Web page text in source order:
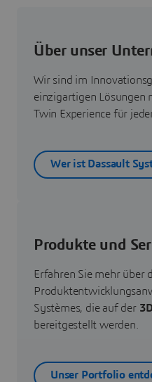
Über unser
Wir sind im
einzigartigen Lösungen
Twin Experience für
Wer ist Dassault
Produkte und
Erfahren Sie mehr über
Systèmes, die auf der 3D
bereitgestellt werden.
Unser Portfolio